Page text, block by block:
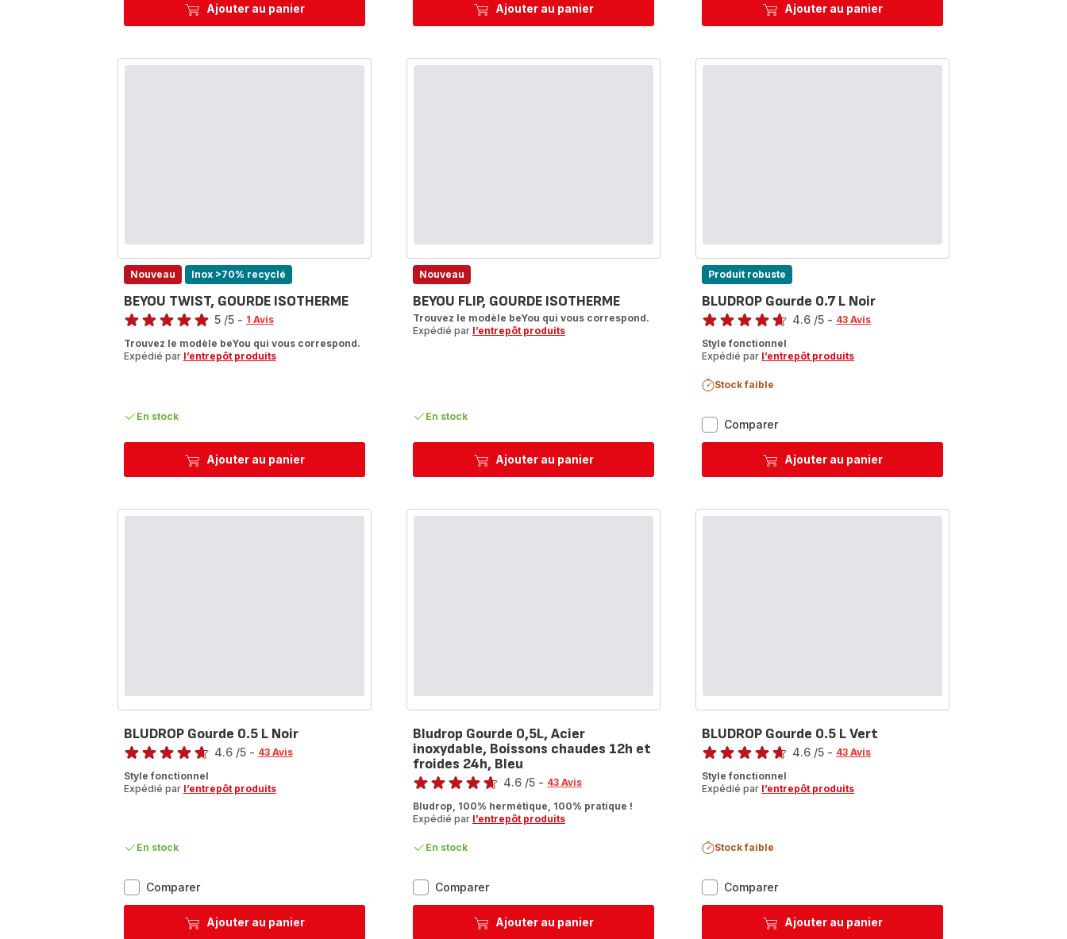
Ajouter au panier Ajouter au panier Ajouter au panier
Ajouter au panier
Nouveau Inox >70% recyclé
BEYOU TWIST, GOURDE ISOTHERME
Note
5
étoiles
5 /5 - 1 Avis
Trouvez le modèle beYou qui vous correspond.
Expédié par l’entrepôt produits
En stock
Ajouter au panier
Nouveau
BEYOU FLIP, GOURDE ISOTHERME
Trouvez le modèle beYou qui vous correspond.
Expédié par l’entrepôt produits
En stock
ComparerBLUDROP
Gourde
0.7
Ajouter au panier
Produit robuste
BLUDROP Gourde 0.7 L Noir
Note
4.6 /5 - 43 Avis
Style fonctionnel
Expédié par l’entrepôt produits
Stock faible
ComparerBLUDROP
Gourde
0.5Ajouter au panier
BLUDROP Gourde 0.5 L Noir
Note
4.6 /5 - 43 Avis
Style fonctionnel
Expédié par l’entrepôt produits
En stock
ComparerBludrop
Gourde
0,5L,
Ajouter au panier
Bludrop Gourde 0,5L, Acier
inoxydable, Boissons chaudes 12h et
froides 24h, Bleu
Note
4.6 /5 - 43 Avis
Bludrop, 100% hermétique, 100% pratique !
Expédié par l’entrepôt produits
En stock
ComparerBLUDROP
Gourde
0.5
Ajouter au panier
BLUDROP Gourde 0.5 L Vert
Note
4.6 /5 - 43 Avis
Style fonctionnel
Expédié par l’entrepôt produits
Stock faible